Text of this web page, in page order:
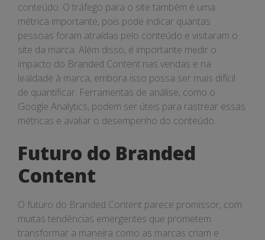
conteúdo. O tráfego para o site também é uma
métrica importante, pois pode indicar quantas
pessoas foram atraídas pelo conteúdo e visitaram o
site da marca. Além disso, é importante medir o
impacto do Branded Content nas vendas e na
lealdade à marca, embora isso possa ser mais difícil
de quantificar. Ferramentas de análise, como o
Google Analytics, podem ser úteis para rastrear essas
métricas e avaliar o desempenho do conteúdo.
Futuro do Branded
Content
O futuro do Branded Content parece promissor, com
muitas tendências emergentes que prometem
transformar a maneira como as marcas criam e